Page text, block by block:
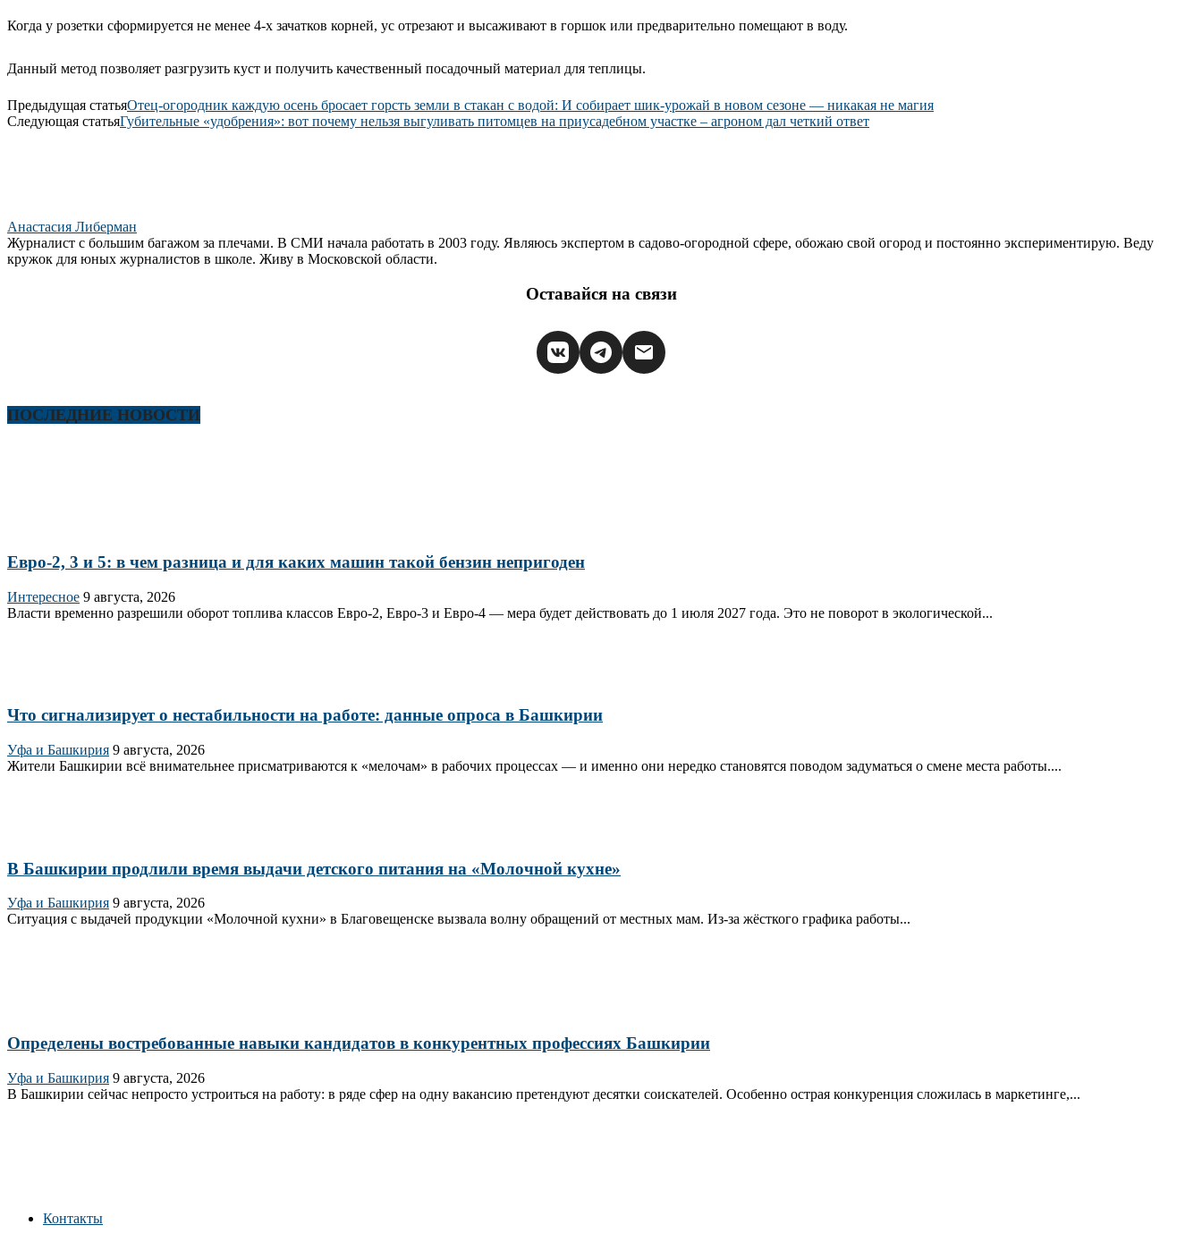
Когда у розетки сформируется не менее 4-х зачатков корней, ус отрезают и высаживают в горшок или предварительно помещают в воду.
Данный метод позволяет разгрузить куст и получить качественный посадочный материал для теплицы.
Предыдущая статьяОтец-огородник каждую осень бросает горсть земли в стакан с водой: И собирает шик-урожай в новом сезоне — никакая не магия
Следующая статьяГубительные «удобрения»: вот почему нельзя выгуливать питомцев на приусадебном участке – агроном дал четкий ответ
Анастасия Либерман
Журналист с большим багажом за плечами. В СМИ начала работать в 2003 году. Являюсь экспертом в садово-огородной сфере, обожаю свой огород и постоянно экспериментирую. Веду
кружок для юных журналистов в школе. Живу в Московской области.
Оставайся на связи
ПОСЛЕДНИЕ НОВОСТИ
Евро-2, 3 и 5: в чем разница и для каких машин такой бензин непригоден
Интересное 9 августа, 2026
Власти временно разрешили оборот топлива классов Евро‑2, Евро‑3 и Евро‑4 — мера будет действовать до 1 июля 2027 года. Это не поворот в экологической...
Что сигнализирует о нестабильности на работе: данные опроса в Башкирии
Уфа и Башкирия 9 августа, 2026
Жители Башкирии всё внимательнее присматриваются к «мелочам» в рабочих процессах — и именно они нередко становятся поводом задуматься о смене места работы....
В Башкирии продлили время выдачи детского питания на «Молочной кухне»
Уфа и Башкирия 9 августа, 2026
Ситуация с выдачей продукции «Молочной кухни» в Благовещенске вызвала волну обращений от местных мам. Из‑за жёсткого графика работы...
Определены востребованные навыки кандидатов в конкурентных профессиях Башкирии
Уфа и Башкирия 9 августа, 2026
В Башкирии сейчас непросто устроиться на работу: в ряде сфер на одну вакансию претендуют десятки соискателей. Особенно острая конкуренция сложилась в маркетинге,...
Контакты